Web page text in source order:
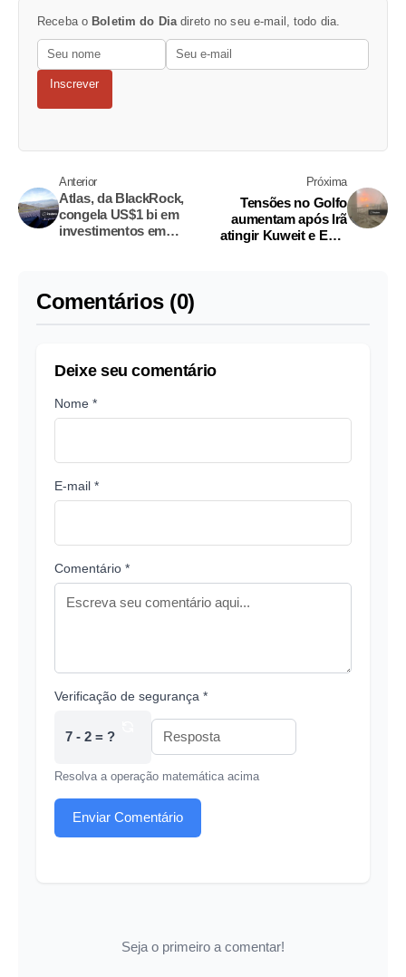
Receba o Boletim do Diadireto no seu e-mail, todo dia.
Inscrever
Anterior
Atlas, da BlackRock,
congela US$1 bi em
investimentos em
Próxima
Tensões no Golfo
aumentam após Irã
atingir Kuweit e EUA
Comentários (0)
Deixe seu comentário
Nome *
E-mail *
Comentário *
Verificação de segurança *
7 - 2 = ?
Resolva a operação matemática acima
Enviar Comentário
Seja o primeiro a comentar!